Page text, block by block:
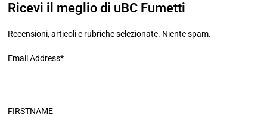
Ricevi il meglio di uBC Fumetti
Recensioni, articoli e rubriche selezionate. Niente spam.
Email Address*
FIRSTNAME